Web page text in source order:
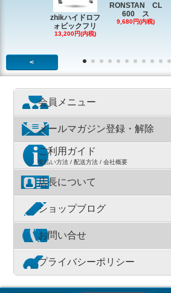
zhikハイドロフ
ォビックフリ
13,200円(内税)
RONSTAN CL
600 ス
9,680円(内税)
<
会員メニュー
メールマガジン登録・解除
ご利用ガイド
支払い方法 / 配送方法 / 会社概要
店長について
ショップブログ
お問い合せ
プライバシーポリシー